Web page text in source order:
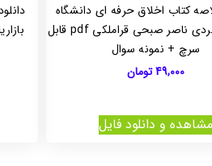
کتاب اخلاق حرفه ای دانشگاه
علمی و کاربردی ناصر صبحی قراملکی pdf قابل
سرچ + نمونه سوال
49,000تومان
مشاهده و دانلود فایل